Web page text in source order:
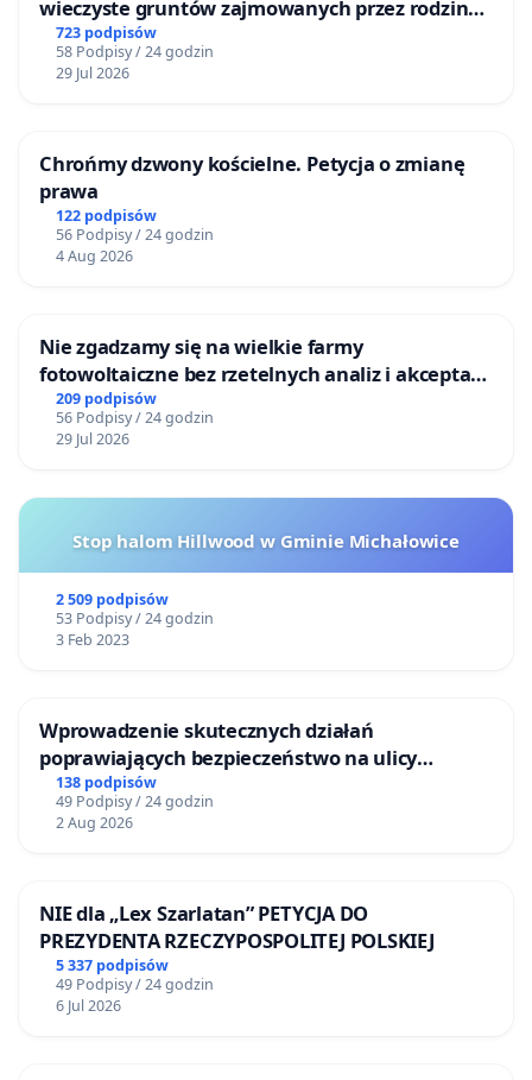
wieczyste gruntów zajmowanych przez rodzinne
ogrody działkowe.
723 podpisów
58 Podpisy / 24 godzin
29 Jul 2026
Chrońmy dzwony kościelne. Petycja o zmianę
prawa
122 podpisów
56 Podpisy / 24 godzin
4 Aug 2026
Nie zgadzamy się na wielkie farmy
fotowoltaiczne bez rzetelnych analiz i akceptacji
mieszkańców
209 podpisów
56 Podpisy / 24 godzin
29 Jul 2026
Stop halom Hillwood w Gminie Michałowice
2 509 podpisów
53 Podpisy / 24 godzin
3 Feb 2023
Wprowadzenie skutecznych działań
poprawiających bezpieczeństwo na ulicy
Żeromskiego w Otwocku
138 podpisów
49 Podpisy / 24 godzin
2 Aug 2026
NIE dla „Lex Szarlatan” PETYCJA DO
PREZYDENTA RZECZYPOSPOLITEJ POLSKIEJ
5 337 podpisów
49 Podpisy / 24 godzin
6 Jul 2026